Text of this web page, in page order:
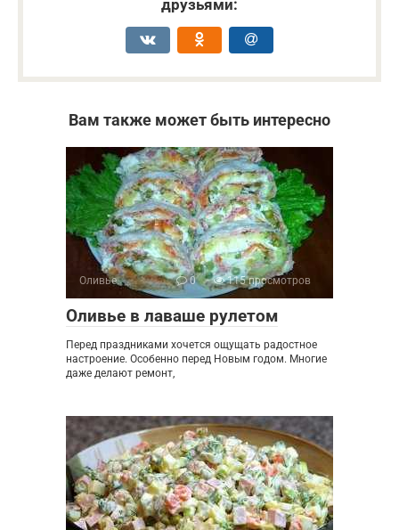
друзьями:
Вам также может быть интересно
Оливье 0 115 просмотров
Оливье в лаваше рулетом
Перед праздниками хочется ощущать радостное
настроение. Особенно перед Новым годом. Многие
даже делают ремонт,